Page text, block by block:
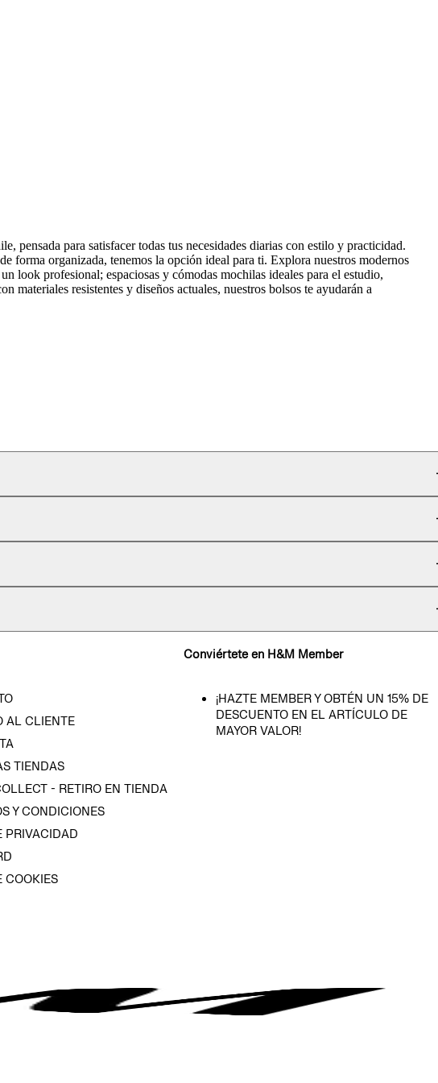
para satisfacer todas tus necesidades diarias con estilo y practicidad.
forma organizada, tenemos la opción ideal para ti. Explora nuestros modernos
look profesional; espaciosas y cómodas mochilas ideales para el estudio,
materiales resistentes y diseños actuales, nuestros bolsos te ayudarán a
AL CLIENTE
TIENDAS
- RETIRO EN TIENDA
Y CONDICIONES
PRIVACIDAD
COOKIES
Conviértete en H&M Member
¡HAZTE MEMBER Y OBTÉN UN 15% DE
DESCUENTO EN EL ARTÍCULO DE
MAYOR VALOR!